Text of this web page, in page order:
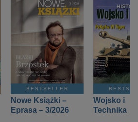
BESTSELLER
Nowe Książki –
Eprasa – 3/2026
Wojsko i
Technika